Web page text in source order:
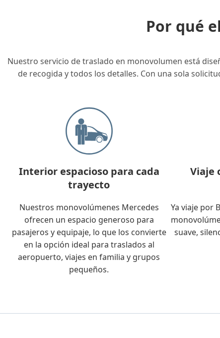
Por qué
Nuestro servicio de traslado en monovolumen está
de recogida y todos los detalles. Con una sola
Interior espacioso para cada
trayecto
Nuestros monovolúmenes Mercedes
ofrecen un espacio generoso para
pasajeros y equipaje, lo que los convierte
en la opción ideal para traslados al
aeropuerto, viajes en familia y grupos
pequeños.
Viaje
Ya viaje por
suave,